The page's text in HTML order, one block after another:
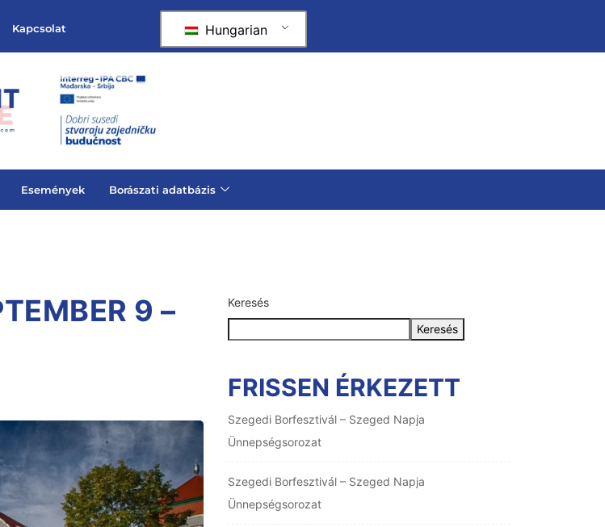
Kapcsolat Hungarian
Események Borászati adatbázis
9 –
Keresés
Keresés
FRISSEN ÉRKEZETT
Szegedi Borfesztivál – Szeged Napja
Ünnepségsorozat
Szegedi Borfesztivál – Szeged Napja
Ünnepségsorozat